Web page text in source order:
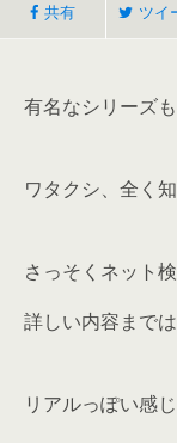
共有 ツイ
有名なシリーズ
ワタクシ、全く
さっそくネット
詳しい内容まで
リアルっぽい感